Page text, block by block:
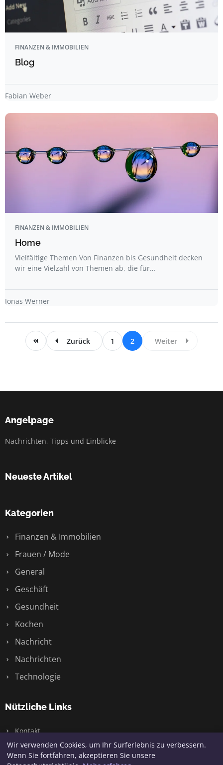
FINANZEN & IMMOBILIEN
Blog
Fabian Weber
FINANZEN & IMMOBILIEN
Home
Vielfältige Themen Von Finanzen bis Gesundheit decken
wir eine Vielzahl von Themen ab, die für…
Jonas Werner
Zurück 1 2 Weiter
Angelpage
Nachrichten, Tipps und Einblicke
Neueste Artikel
Kategorien
Finanzen & Immobilien
Frauen / Mode
General
Geschäft
Gesundheit
Kochen
Nachricht
Nachrichten
Technologie
Nützliche Links
Kontakt
Wir verwenden Cookies, um Ihr Surferlebnis zu verbessern.
Wenn Sie fortfahren, akzeptieren Sie unsere